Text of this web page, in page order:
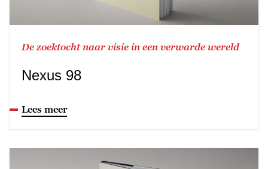
De zoektocht naar visie in een verwarde wereld
Nexus 98
Lees meer